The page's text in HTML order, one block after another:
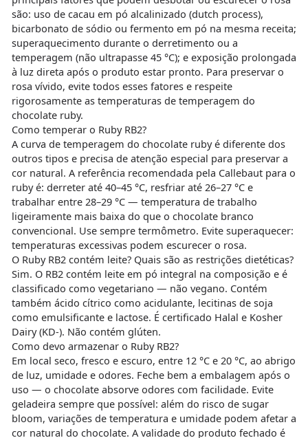
são: uso de cacau em pó alcalinizado (dutch process),
bicarbonato de sódio ou fermento em pó na mesma receita;
superaquecimento durante o derretimento ou a
temperagem (não ultrapasse 45 °C); e exposição prolongada
à luz direta após o produto estar pronto. Para preservar o
rosa vívido, evite todos esses fatores e respeite
rigorosamente as temperaturas de temperagem do
chocolate ruby.
Como temperar o Ruby RB2?
A curva de temperagem do chocolate ruby é diferente dos
outros tipos e precisa de atenção especial para preservar a
cor natural. A referência recomendada pela Callebaut para o
ruby é: derreter até 40–45 °C, resfriar até 26–27 °C e
trabalhar entre 28–29 °C — temperatura de trabalho
ligeiramente mais baixa do que o chocolate branco
convencional. Use sempre termômetro. Evite superaquecer:
temperaturas excessivas podem escurecer o rosa.
O Ruby RB2 contém leite? Quais são as restrições dietéticas?
Sim. O RB2 contém leite em pó integral na composição e é
classificado como vegetariano — não vegano. Contém
também ácido cítrico como acidulante, lecitinas de soja
como emulsificante e lactose. É certificado Halal e Kosher
Dairy (KD-). Não contém glúten.
Como devo armazenar o Ruby RB2?
Em local seco, fresco e escuro, entre 12 °C e 20 °C, ao abrigo
de luz, umidade e odores. Feche bem a embalagem após o
uso — o chocolate absorve odores com facilidade. Evite
geladeira sempre que possível: além do risco de sugar
bloom, variações de temperatura e umidade podem afetar a
cor natural do chocolate. A validade do produto fechado é